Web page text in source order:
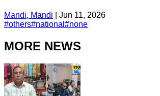
Mandi, Mandi
Jun 11, 2026
#others#national #none
MORE NEWS